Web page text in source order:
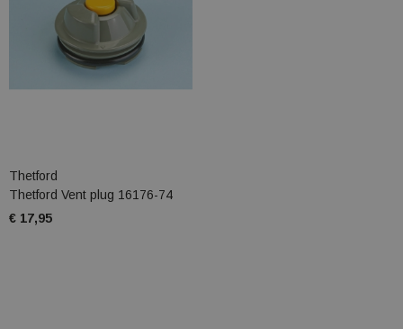
Thetford
Thetford Vent plug 16176-74
€ 17,95